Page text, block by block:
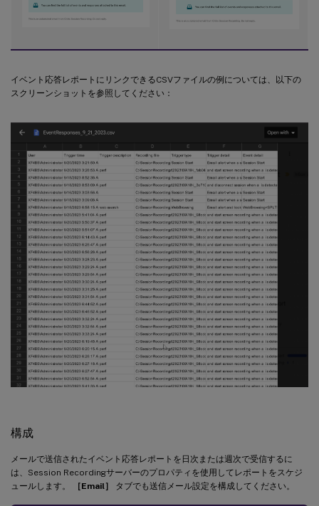
イベント応答レポートにリンクできるCSVファイルの例については、以下の
スクリーンショットを参照してください：
構成
メールで送信されたイベント応答レポートを日次または週次で受信するに
は、Session Recordingサーバーのプロパティを使用してレポートをスケジ
ュールします。
［Email］ タブでも送信メール設定を構成してください。